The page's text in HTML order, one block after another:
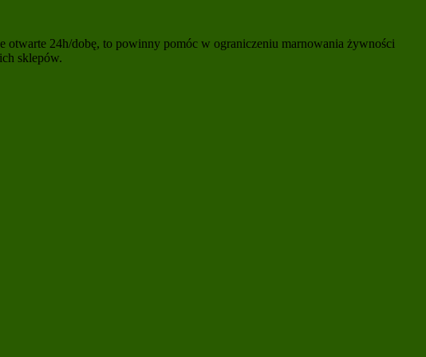
otwarte 24h/dobę, to powinny pomóc w ograniczeniu marnowania żywności
sklepów.